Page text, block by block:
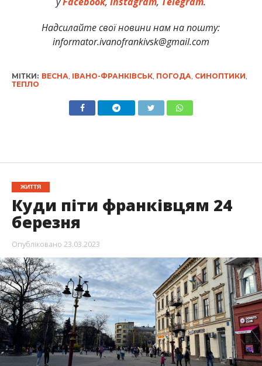
Надсилайте свої новини нам на пошту:
informator.ivanofrankivsk@gmail.com
МІТКИ: ВЕСНА ІВАНО-ФРАНКІВСЬК, ПОГОДА СИНОПТИКИ
ТЕПЛО
ЖИТТЯ
Куди піти франківцям 24
березня
Опубліковано 23.03.2023